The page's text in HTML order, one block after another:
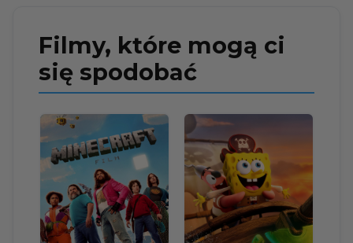
Filmy, które mogą ci
się spodobać